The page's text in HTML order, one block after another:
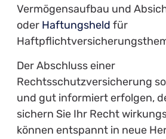
Vermögensaufbau und
oder Haftungsheld für
Der Abschluss einer
Rechtsschutzversicherung
und gut informiert erfolgen,
sichern Sie Ihr Recht
können entspannt in neue